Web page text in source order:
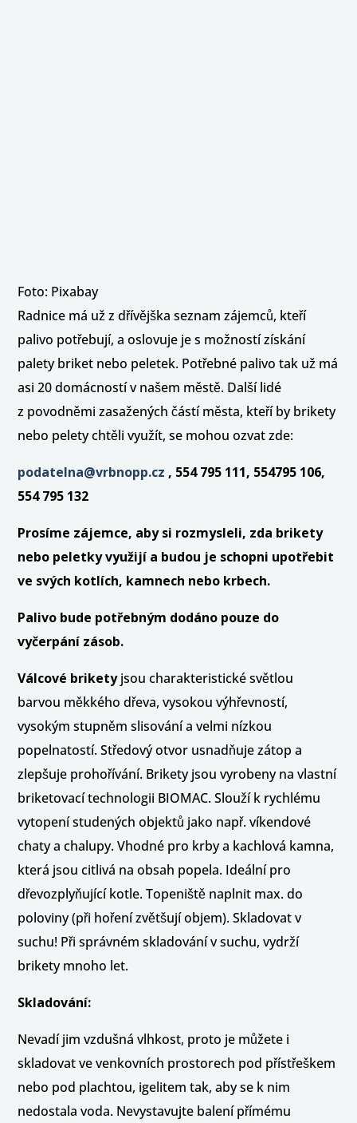
Foto: Pixabay
Radnice má už z dřívějška seznam zájemců, kteří
palivo potřebují, a oslovuje je s možností získání
palety briket nebo peletek. Potřebné palivo tak už má
asi 20 domácností v našem městě. Další lidé
z povodněmi zasažených částí města, kteří by brikety
nebo pelety chtěli využít, se mohou ozvat zde:
podatelna@vrbnopp.cz , 554 795 111, 554795 106,
554 795 132
Prosíme zájemce, aby si rozmysleli, zda brikety
nebo peletky využijí a budou je schopni upotřebit
ve svých kotlích, kamnech nebo krbech.
Palivo bude potřebným dodáno pouze do
vyčerpání zásob.
Válcové briketyjsou charakteristické světlou
barvou měkkého dřeva, vysokou výhřevností,
vysokým stupněm slisování a velmi nízkou
popelnatostí. Středový otvor usnadňuje zátop a
zlepšuje prohořívání. Brikety jsou vyrobeny na vlastní
briketovací technologii BIOMAC. Slouží k rychlému
vytopení studených objektů jako např. víkendové
chaty a chalupy. Vhodné pro krby a kachlová kamna,
která jsou citlivá na obsah popela. Ideální pro
dřevozplyňující kotle. Topeniště naplnit max. do
poloviny (při hoření zvětšují objem). Skladovat v
suchu! Při správném skladování v suchu, vydrží
brikety mnoho let.
Skladování:
Nevadí jim vzdušná vlhkost, proto je můžete i
skladovat ve venkovních prostorech pod přístřeškem
nebo pod plachtou, igelitem tak, aby se k nim
nedostala voda. Nevystavujte balení přímému